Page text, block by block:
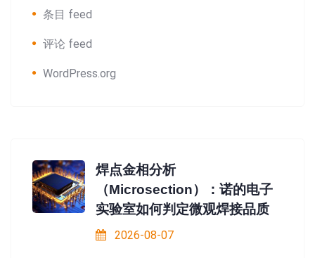
条目 feed
评论 feed
WordPress.org
焊点金相分析
（Microsection）：诺的电子
实验室如何判定微观焊接品质
2026-08-07